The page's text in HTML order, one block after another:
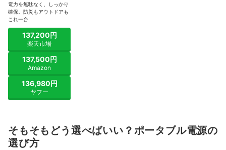
電力を無駄なく、しっかり
確保。防災もアウトドアも
これ一台
137,200円
楽天市場
137,500円
Amazon
136,980円
ヤフー
そもそもどう選べばいい？ポータブル電源の
選び方